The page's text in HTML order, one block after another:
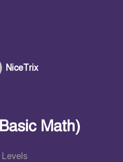
NiceTrix
Math)